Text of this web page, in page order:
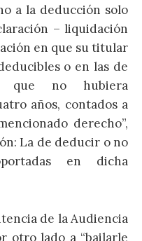
a la deducción solo
– liquidación
en que su titular
o en las de
que no hubiera
años, contados a
derecho”,
La de deducir o no
en dicha
de la Audiencia
otro lado a “bailarle